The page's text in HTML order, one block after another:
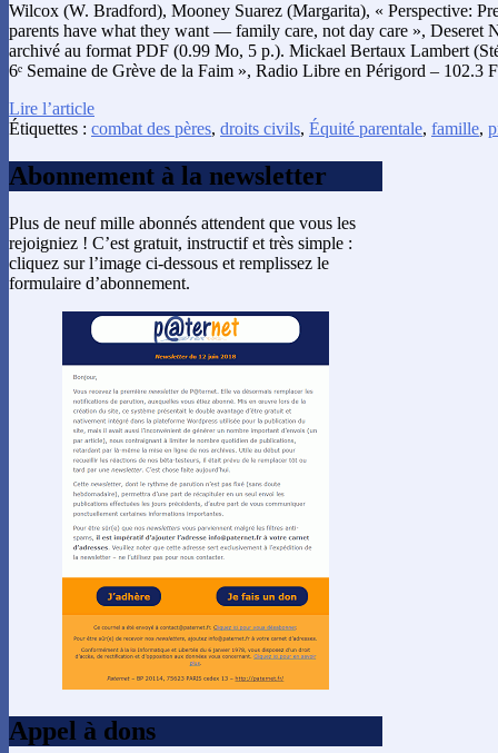
Wilcox (W. Bradford), Mooney Suarez (Margarita), « Perspective:
parents have what they want — family care, not day care », Deseret
archivé au format PDF (0.99 Mo, 5 p.). Mickael Bertaux Lambert
6ᵉ Semaine de Grève de la Faim », Radio Libre en Périgord –
Lire l’article
Étiquettes : combat des pères, droits civils, Équité parentale, famille,
Abonnement à la newsletter
Plus de neuf mille abonnés attendent que vous les
rejoigniez ! C’est gratuit, instructif et très simple :
cliquez sur l’image ci-dessous et remplissez le
formulaire d’abonnement.
Appel à dons